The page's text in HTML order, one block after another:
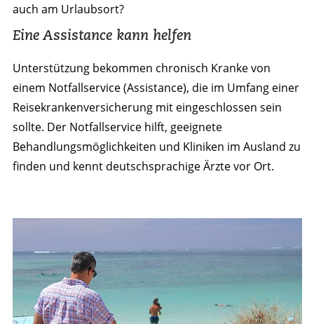
auch am Urlaubsort?
Eine Assistance kann helfen
Unterstützung bekommen chronisch Kranke von
einem Notfallservice (Assistance), die im Umfang einer
Reisekrankenversicherung mit eingeschlossen sein
sollte. Der Notfallservice hilft, geeignete
Behandlungsmöglichkeiten und Kliniken im Ausland zu
finden und kennt deutschsprachige Ärzte vor Ort.